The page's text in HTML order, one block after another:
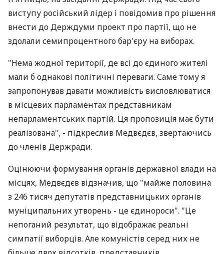
виступу російський лідер і повідомив про рішення
внести до Держдуми проект про партії, що не
здолали семипроцентного бар'єру на виборах.
"Нема жодної території, де всі до єдиного жителі
мали б однакові політичні переваги. Саме тому я
запропонував давати можливість висловлюватися
в місцевих парламентах представникам
непарламентських партій. Ця пропозиція має бути
реалізована", - підкреслив Медвєдєв, звертаючись
до членів Держради.
Оцінюючи формування органів державної влади на
місцях, Медвєдєв відзначив, що "майже половина
з 246 тисяч депутатів представницьких органів
муніципальних утворень - це єдинороси". "Це
непоганий результат, що відображає реальні
симпатії виборців. Але комуністів серед них не